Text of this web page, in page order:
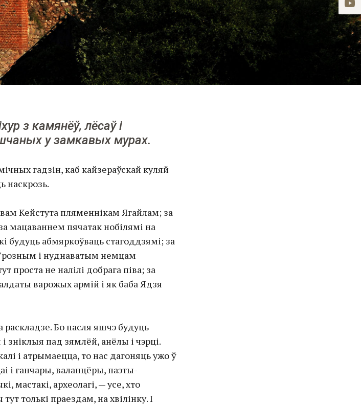
з камянёў, лёсаў і
у замкавых мурах.
гадзін, каб кайзераўскай куляй
наскрозь.
Кейстута пляменнікам Ягайлам; за
мацаваннем пячатак нобілямі на
будуць абмяркоўваць стагоддзямі; за
і нуднаватым немцам
проста не налілі добрага піва; за
варожых армій і як баба Ядзя
Бо пасля яшчэ будуць
зніклыя пад зямлёй, анёлы і чэрці.
і атрымаецца, то нас дагоняць ужо ў
і ганчары, валанцёры, паэты-
мастакі, археолагі, — усе, хто
толькі праездам, на хвілінку. І